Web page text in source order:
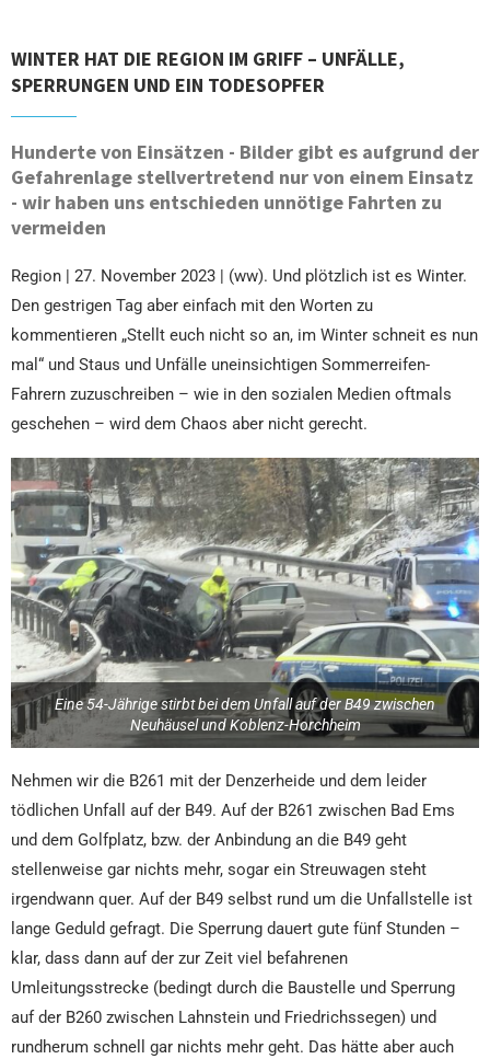
WINTER HAT DIE REGION IM GRIFF – UNFÄLLE,
SPERRUNGEN UND EIN TODESOPFER
Hunderte von Einsätzen - Bilder gibt es aufgrund der
Gefahrenlage stellvertretend nur von einem Einsatz
- wir haben uns entschieden unnötige Fahrten zu
vermeiden
Region | 27. November 2023 | (ww). Und plötzlich ist es Winter.
Den gestrigen Tag aber einfach mit den Worten zu
kommentieren „Stellt euch nicht so an, im Winter schneit es nun
mal“ und Staus und Unfälle uneinsichtigen Sommerreifen-
Fahrern zuzuschreiben – wie in den sozialen Medien oftmals
geschehen – wird dem Chaos aber nicht gerecht.
Eine 54-Jährige stirbt bei dem Unfall auf der B49 zwischen
Neuhäusel und Koblenz-Horchheim
Nehmen wir die B261 mit der Denzerheide und dem leider
tödlichen Unfall auf der B49. Auf der B261 zwischen Bad Ems
und dem Golfplatz, bzw. der Anbindung an die B49 geht
stellenweise gar nichts mehr, sogar ein Streuwagen steht
irgendwann quer. Auf der B49 selbst rund um die Unfallstelle ist
lange Geduld gefragt. Die Sperrung dauert gute fünf Stunden –
klar, dass dann auf der zur Zeit viel befahrenen
Umleitungsstrecke (bedingt durch die Baustelle und Sperrung
auf der B260 zwischen Lahnstein und Friedrichssegen) und
rundherum schnell gar nichts mehr geht. Das hätte aber auch